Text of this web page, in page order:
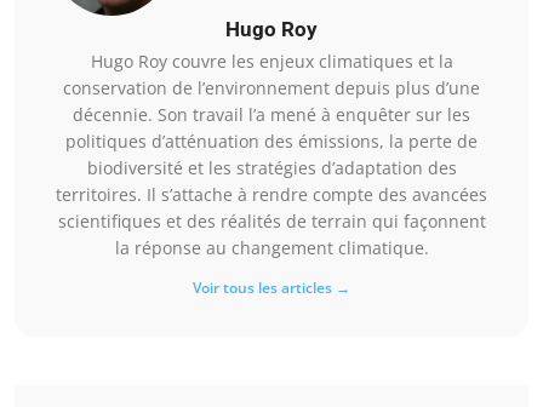
Hugo Roy
Hugo Roy couvre les enjeux climatiques et la
conservation de l’environnement depuis plus d’une
décennie. Son travail l’a mené à enquêter sur les
politiques d’atténuation des émissions, la perte de
biodiversité et les stratégies d’adaptation des
territoires. Il s’attache à rendre compte des avancées
scientifiques et des réalités de terrain qui façonnent
la réponse au changement climatique.
Voir tous les articles →